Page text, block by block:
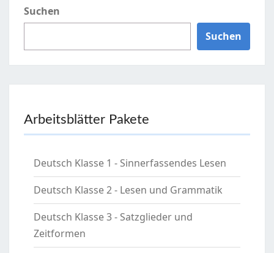
Suchen
Suchen
Arbeitsblätter Pakete
Deutsch Klasse 1 - Sinnerfassendes Lesen
Deutsch Klasse 2 - Lesen und Grammatik
Deutsch Klasse 3 - Satzglieder und
Zeitformen